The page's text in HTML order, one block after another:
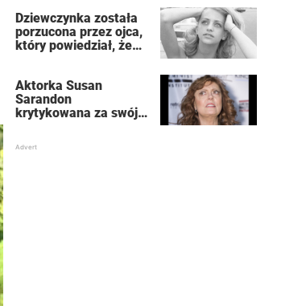
siebie
Dziewczynka została
porzucona przez ojca,
który powiedział, że
znaną aktorką
Aktorka Susan
Sarandon
krytykowana za swój